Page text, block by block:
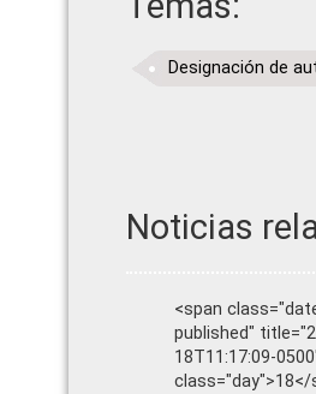
Designación de
Noticias
<span
published"
18T11:17:09-
class="day">18</